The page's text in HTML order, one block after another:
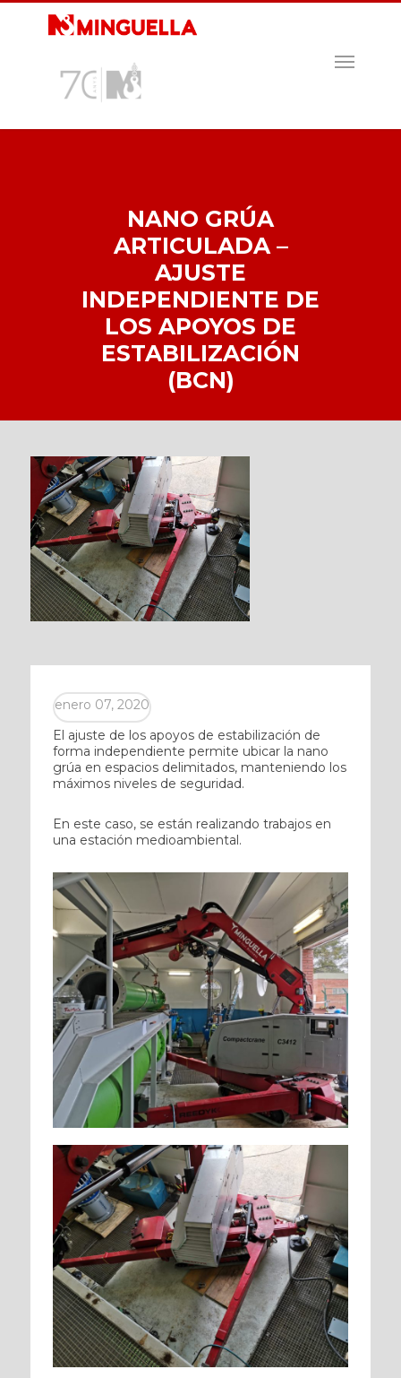
Skip
MENU
NANO GRÚA
ARTICULADA –
AJUSTE
INDEPENDIENTE DE
LOS APOYOS DE
ESTABILIZACIÓN
(BCN)
enero 07, 2020
El ajuste de los apoyos de estabilización de
forma independiente permite ubicar la nano
grúa en espacios delimitados, manteniendo los
máximos niveles de seguridad.
En este caso, se están realizando trabajos en
una estación medioambiental.